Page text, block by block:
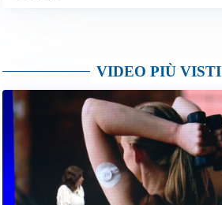
VIDEO PIÙ VISTI